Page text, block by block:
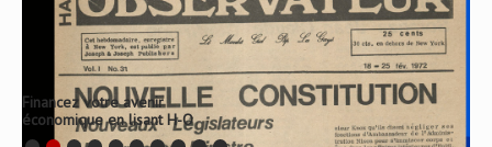
Financez votre avenir
économique en lisant H-O